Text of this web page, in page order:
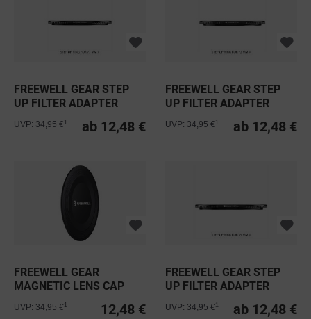
FREEWELL GEAR STEP
UP FILTER ADAPTER
RING 77MM
ab 12,48 €
UVP: 34,95 €
FREEWELL GEAR STEP
UP FILTER ADAPTER
RING 72MM
ab 12,48 €
UVP: 34,95 €
FREEWELL GEAR
MAGNETIC LENS CAP
112MM SONDERGRÖSSE
12,48 €
UVP: 34,95 €
FREEWELL GEAR STEP
UP FILTER ADAPTER
RING 55MM
ab 12,48 €
UVP: 34,95 €